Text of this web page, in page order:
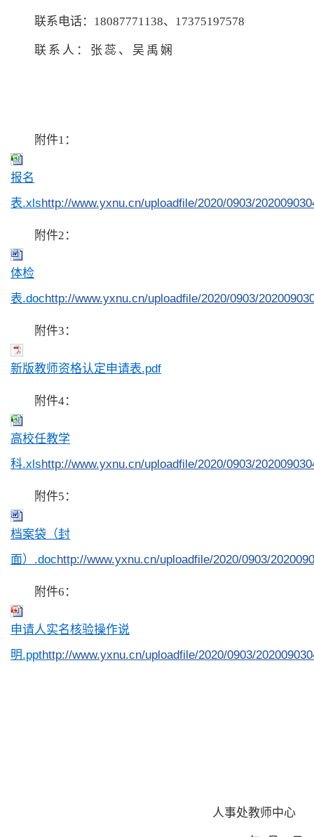
联系电话：18087771138、17375197578
联系人：张蕊、吴禹娴
附件1：
报名
表.xlshttp://www.yxnu.cn/uploadfile/2020/0903/
附件2：
体检
表.dochttp://www.yxnu.cn/uploadfile/2020/0903/
附件3：
新版教师资格认定申请表.pdf
附件4：
高校任教学
科.xlshttp://www.yxnu.cn/uploadfile/2020/0903/
附件5：
档案袋（封
面）.dochttp://www.yxnu.cn/uploadfile/2020/0903/
附件6：
申请人实名核验操作说
明.ppthttp://www.yxnu.cn/uploadfile/2020/0903/
人事处教师中心